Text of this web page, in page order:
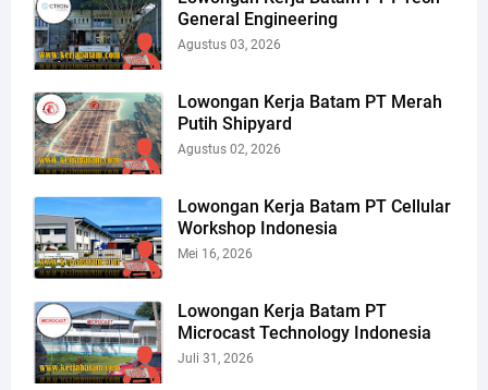
General Engineering
Agustus 03, 2026
Lowongan Kerja Batam PT Merah
Putih Shipyard
Agustus 02, 2026
Lowongan Kerja Batam PT Cellular
Workshop Indonesia
Mei 16, 2026
Lowongan Kerja Batam PT
Microcast Technology Indonesia
Juli 31, 2026